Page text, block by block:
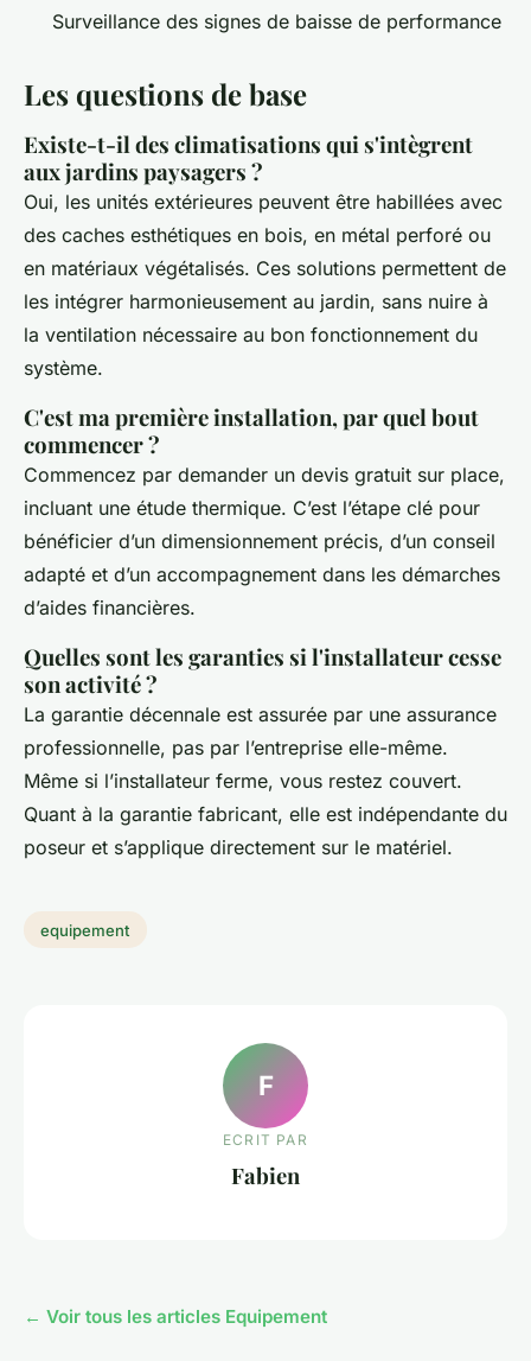
Surveillance des signes de baisse de performance
Les questions de base
Existe-t-il des climatisations qui s'intègrent
aux jardins paysagers ?
Oui, les unités extérieures peuvent être habillées avec
des caches esthétiques en bois, en métal perforé ou
en matériaux végétalisés. Ces solutions permettent de
les intégrer harmonieusement au jardin, sans nuire à
la ventilation nécessaire au bon fonctionnement du
système.
C'est ma première installation, par quel bout
commencer ?
Commencez par demander un devis gratuit sur place,
incluant une étude thermique. C’est l’étape clé pour
bénéficier d’un dimensionnement précis, d’un conseil
adapté et d’un accompagnement dans les démarches
d’aides financières.
Quelles sont les garanties si l'installateur cesse
son activité ?
La garantie décennale est assurée par une assurance
professionnelle, pas par l’entreprise elle-même.
Même si l’installateur ferme, vous restez couvert.
Quant à la garantie fabricant, elle est indépendante du
poseur et s’applique directement sur le matériel.
equipement
F
ECRIT PAR
Fabien
← Voir tous les articles Equipement